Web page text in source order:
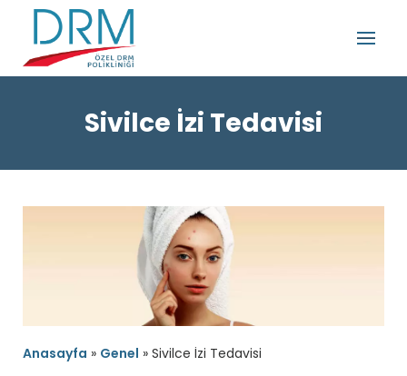
Sivilce İzi Tedavisi
Anasayfa » Genel » Sivilce İzi Tedavisi